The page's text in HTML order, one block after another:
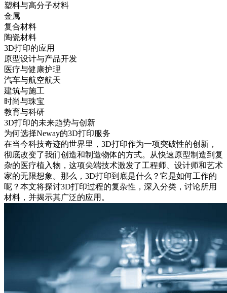
塑料与高分子材料
金属
复合材料
陶瓷材料
3D打印的应用
原型设计与产品开发
医疗与健康护理
汽车与航空航天
建筑与施工
时尚与珠宝
教育与科研
3D打印的未来趋势与创新
为何选择Neway的3D打印服务
在当今科技奇迹的世界里， 3D打印作为一项突破性的创新，
彻底改变了我们创造和制造物体的方式。从快速原型制造到复
杂的医疗植入物，这项尖端技术激发了工程师、设计师和艺术
家的无限想象。那么，3D打印到底是什么？它是如何工作的
呢？本文将探讨3D打印过程的复杂性，深入分类，讨论所用
材料，并揭示其广泛的应用。